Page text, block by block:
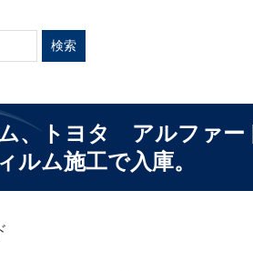
、トヨタ アルファ
ム施工で入庫。